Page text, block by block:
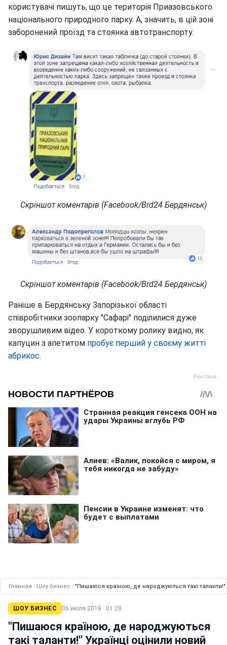
користувачі пишуть, що це територія Приазовського
національного природного парку. А, значить, в цій зоні
заборонений проїзд та стоянка автотранспорту.
Скріншот коментарів (Facebook/Brd24 Бердянськ)
Скріншот коментарів (Facebook/Brd24 Бердянськ)
Раніше в Бердянську Запорізької області
співробітники зоопарку "Сафарі" поділилися дуже
зворушливим відео. У короткому ролику видно, як
капуцин з апетитом пробує перший у своєму житті
абрикос.
Главная › Шоу бизнес › "Пишаюся країною, де народжуються такі таланти!"
ШОУ БИЗНЕС 06 июля 2018 · 01:28
"Пишаюся країною, де народжуються
такі таланти!" Українці оцінили новий